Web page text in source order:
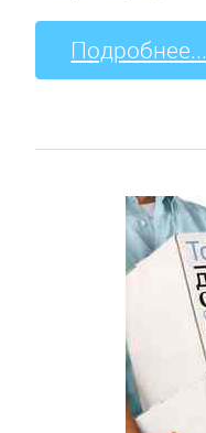
Подробнее...